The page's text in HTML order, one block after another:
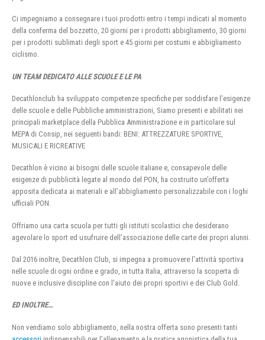
Ci impegniamo a consegnare i tuoi prodotti entro i tempi indicati al momento
della conferma del bozzetto, 20 giorni per i prodotti abbigliamento, 30 giorni
per i prodotti sublimati degli sport e 45 giorni per costumi e abbigliamento
ciclismo.
UN TEAM DEDICATO ALLE SCUOLE E LE PA
Decathlonclub ha sviluppato competenze specifiche per soddisfare l’esigenze
delle scuole e delle Pubbliche amministrazioni, Siamo presenti e abilitati nei
principali marketplace della Pubblica Amministrazione e in particolare sul
MEPA di Consip, nei seguenti bandi: BENI: ATTREZZATURE SPORTIVE,
MUSICALI E RICREATIVE
Decathlon è vicino ai bisogni delle scuole italiane e, consapevole delle
esigenze di pubblicità legate al mondo del PON, ha costruito un’offerta
apposita dedicata ai materiali e all’abbigliamento personalizzabile con i loghi
ufficiali PON.
Offriamo una carta scuola per tutti gli istituti scolastici che desiderano
agevolare lo sport ed usufruire dell’associazione delle carte dei propri alunni.
Dal 2016 inoltre, Decathlon Club, si impegna a promuovere l’attività sportiva
nelle scuole di ogni ordine e grado, in tutta Italia, attraverso la scoperta di
nuove e inclusive discipline con l’aiuto dei propri sportivi e dei Club Gold.
ED INOLTRE…
Non vendiamo solo abbigliamento, nella nostra offerta sono presenti tanti